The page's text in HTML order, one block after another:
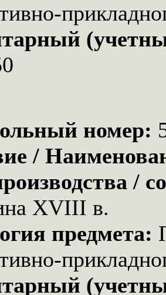
номер:
/
/
XVIII в.
предмета: